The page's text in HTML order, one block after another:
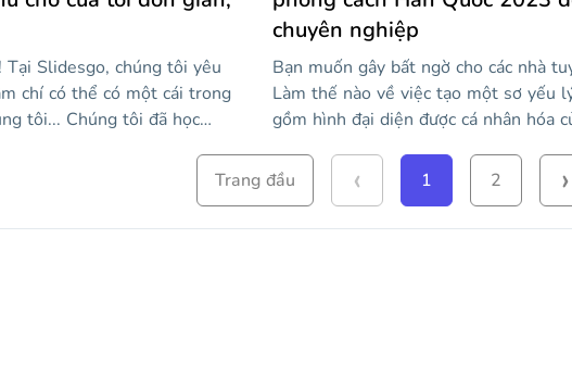
Slidesgo, chúng tôi yêu
chí có thể có một cái trong
tôi... Chúng tôi đã học
Hơn nữa, có nhiều nghiên
lý thuyết này. Sẽ rất thú vị
thảo về cách tìm hiểu về
chuyên nghiệp
Bạn muốn gây bất ngờ cho các nhà
Làm thế nào về việc tạo một sơ yếu
gồm hình đại diện được cá nhân hóa
chúng tôi giúp bạn dễ dàng. Nó được
định dạng A4 và có các hình minh
nhau mà bạn có thể kết hợp để tạo
Trang đầu ‹ 1 2 ›